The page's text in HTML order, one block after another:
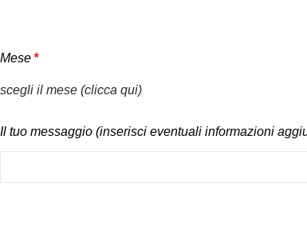
Mese*
scegli il mese (clicca qui)
Il tuo messaggio (inserisci eventuali informazioni